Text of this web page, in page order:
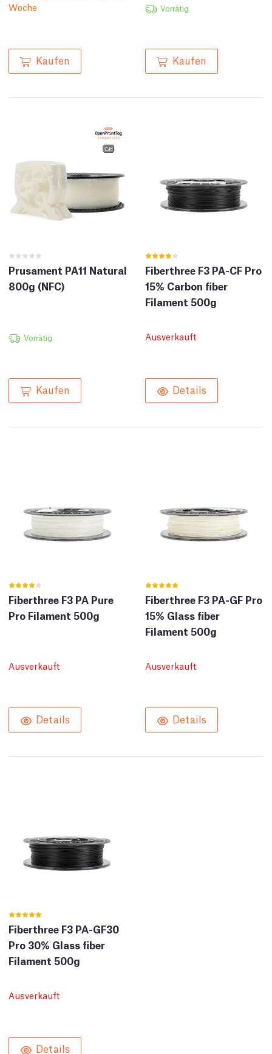
Woche
Kaufen
Vorrätig
Kaufen
Prusament PA11 Natural
800g (NFC)
Vorrätig
Kaufen
Fiberthree F3 PA-CF Pro
15% Carbon fiber
Filament 500g
Ausverkauft
Details
Fiberthree F3 PA Pure
Pro Filament 500g
Ausverkauft
Details
Fiberthree F3 PA-GF Pro
15% Glass fiber
Filament 500g
Ausverkauft
Details
Fiberthree F3 PA-GF30
Pro 30% Glass fiber
Filament 500g
Ausverkauft
Details